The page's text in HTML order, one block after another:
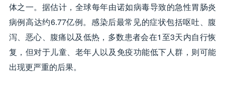
体之一。据估计，全球每年由诺如病毒导致的急性胃肠炎
病例高达约6.77亿例。感染后最常见的症状包括呕吐、腹
泻、恶心、腹痛以及低热，多数患者会在1至3天内自行恢
复，但对于儿童、老年人以及免疫功能低下人群，则可能
出现更严重的后果。